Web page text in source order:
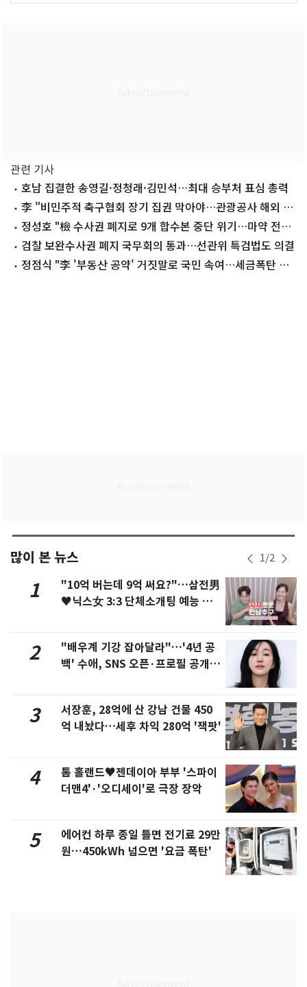
관련 기사
호남 집결한 송영길·정청래·김민석…최대 승부처 표심 총력
李 "비민주적 축구협회 장기 집권 막아야…관광공사 해외 지
사 너무 많다"(종합)
정성호 "檢 수사권 폐지로 9개 합수본 중단 위기…마약 전담
청 필요"
검찰 보완수사권 폐지 국무회의 통과…선관위 특검법도 의결
정점식 "李 '부동산 공약' 거짓말로 국민 속여…세금폭탄 투
많이 본 뉴스 1/2
1
"10억 버는데 9억 써요?"…삼전男
♥닉스女 3:3 단체소개팅 예능 화
2
"배우계 기강 잡아달라"…'4년 공
백' 수애, SNS 오픈·프로필 공개
3
서장훈, 28억에 산 강남 건물 450
억 내놨다…세후 차익 280억 '잭팟'
4
톰 홀랜드♥젠데이아 부부 '스파이
더맨4'·'오디세이'로 극장 장악
5
에어컨 하루 종일 틀면 전기료 29만
원…450kWh 넘으면 '요금 폭탄'